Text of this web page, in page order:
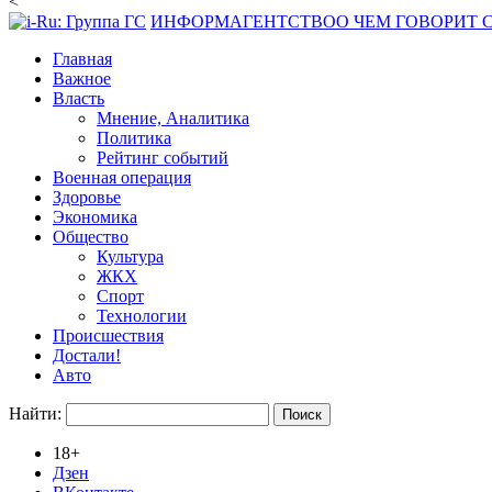
ИНФОРМАГЕНТСТВОО ЧЕМ ГОВОРИТ
Главная
Важное
Власть
Мнение, Аналитика
Политика
Рейтинг событий
Военная операция
Здоровье
Экономика
Общество
Культура
ЖКХ
Спорт
Технологии
Происшествия
Достали!
Авто
Найти:
18+
Дзен